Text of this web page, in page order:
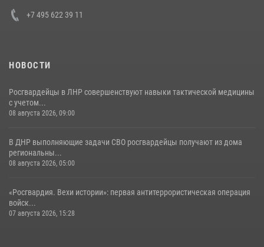
+7 495 622 39 11
НОВОСТИ
Росгвардейцы в ЛНР совершенствуют навыки тактической медицины
с учетом...
08 августа 2026, 09:00
В ДНР выполняющие задачи СВО росгвардейцы получают из дома
региональны...
08 августа 2026, 05:00
«Росгвардия. Вехи истории»: первая антитеррористическая операция
войск...
07 августа 2026, 15:28